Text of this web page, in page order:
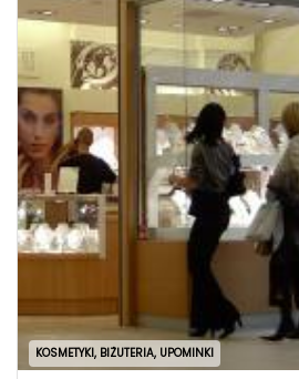
KOSMETYKI, BIŻUTERIA, UPOMINKI